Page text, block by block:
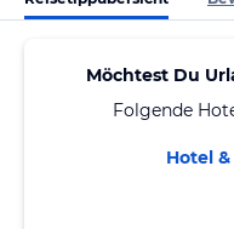
Möchtest Du
Folgende
Hotel